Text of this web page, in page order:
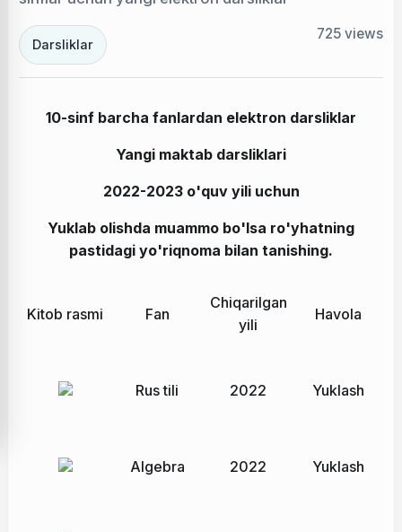
Darsliklar
725 views
10-sinf barcha fanlardan elektron darsliklar
Yangi maktab darsliklari
2022-2023 o'quv yili uchun
Yuklab olishda muammo bo'lsa ro'yhatning
pastidagi yo'riqnoma bilan tanishing.
Kitob rasmi Fan
Chiqarilgan
yili
Havola
Rus tili 2022 Yuklash
Algebra 2022 Yuklash